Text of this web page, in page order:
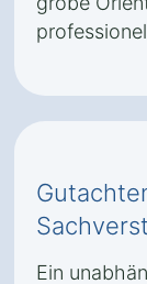
Ein